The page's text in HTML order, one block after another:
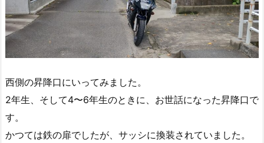
西側の昇降口にいってみました。
2年生、そして4〜6年生のときに、お世話になった昇降口で
す。
かつては鉄の扉でしたが、サッシに換装されていました。